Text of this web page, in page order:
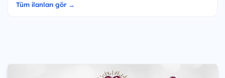
Tüm ilanları gör →